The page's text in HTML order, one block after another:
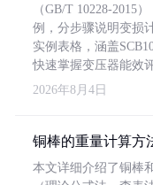
（GB/T 10228-2015
例，分步骤说明变损
实例表格，涵盖
快速掌握变压器能效
2026年8月4日
铜棒的重量计算方
本文详细介绍了铜棒